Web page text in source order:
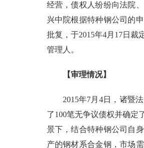
经营，债权人纷纷向法院
兴中院根据特种钢公司的
批复，于2015年4月17日
管理人。
【审理情况】
2015年7月4日，诸暨
了100笔无争议债权并确定
景下，结合特种钢公司自
产的钢材系合金钢，市场